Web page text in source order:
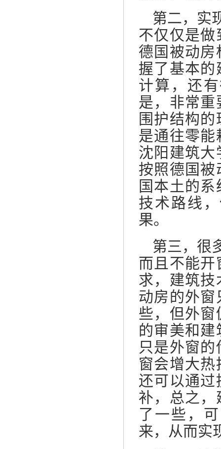
第二，实
不仅仅是做
德国被动房
握了基本的
计算，还
是，非常重
围护结构
是通往零能
沈阳建筑大
按照德国被
国本土的
技术路线
果。
第三，很
而且不能开
求，建筑技
动房的外窗
些，但外窗
的审美和
只是外窗
窗会增大
还可以通过
补，总之，
了一些，
来，从而实